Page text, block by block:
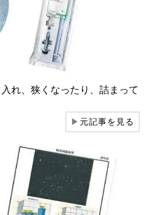
れ、狭くなったり、詰まって
▶元記事を見る